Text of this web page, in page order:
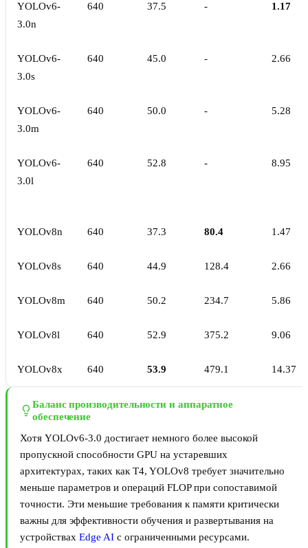
YOLOv6-
3.0n
640 37.5 - 1.17
YOLOv6-
3.0s
640 45.0 - 2.66
YOLOv6-
3.0m
640 50.0 - 5.28
YOLOv6-
3.0l
640 52.8 - 8.95
YOLOv8n 640 37.3 80.4 1.47
YOLOv8s 640 44.9 128.4 2.66
YOLOv8m 640 50.2 234.7 5.86
YOLOv8l 640 52.9 375.2 9.06
YOLOv8x 640 53.9 479.1 14.37
Баланс производительности и аппаратное
обеспечение
Хотя YOLOv6-3.0 достигает немного более высокой
пропускной способности GPU на устаревших
архитектурах, таких как T4, YOLOv8 требует значительно
меньше параметров и операций FLOP при сопоставимой
точности. Эти меньшие требования к памяти критически
важны для эффективности обучения и развертывания на
устройствах Edge AI с ограниченными ресурсами.